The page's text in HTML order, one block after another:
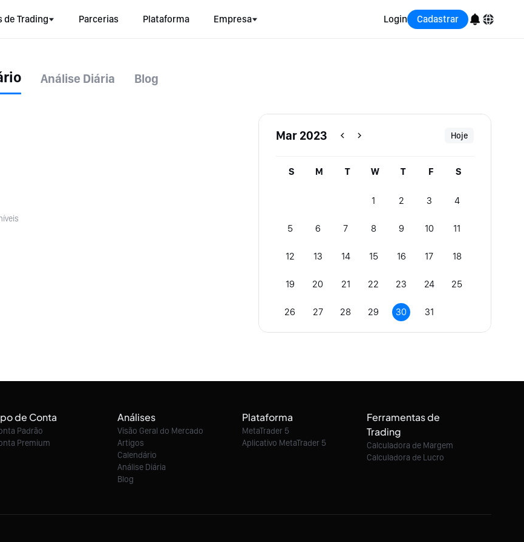
de Trading Parcerias Plataforma Empresa Login Cadastrar
Análise Diária Blog
Mar 2023 Hoje
S M T W T F S
1 2 3 4
5 6 7 8 9 10 11
12 13 14 15 16 17 18
19 20 21 22 23 24 25
26 27 28 29 30 31
de Conta
Padrão
Premium
Análises
Visão Geral do Mercado
Artigos
Calendário
Análise Diária
Blog
Plataforma
MetaTrader 5
Aplicativo MetaTrader 5
Ferramentas de
Trading
Calculadora de Margem
Calculadora de Lucro